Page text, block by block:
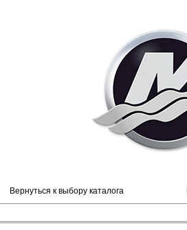
Вернуться к выбору каталога